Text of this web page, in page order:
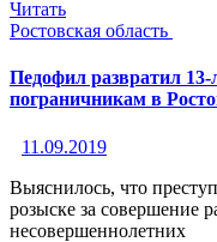
Читать
Ростовская область
Педофил развратил
пограничникам в
11.09.2019
Выяснилось, что
розыске за совершение
несовершеннолетних